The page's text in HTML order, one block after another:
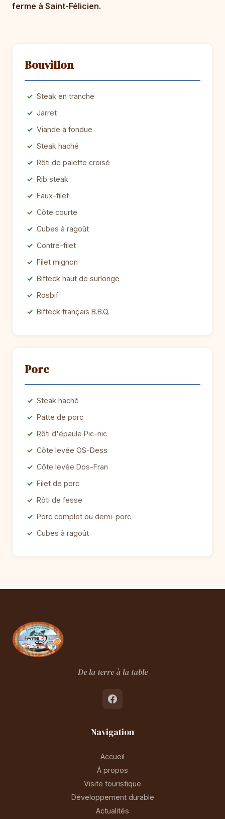
ferme à Saint-Félicien.
Bouvillon
Steak en tranche
Jarret
Viande à fondue
Steak haché
Rôti de palette croisé
Rib steak
Faux-filet
Côte courte
Cubes à ragoût
Contre-filet
Filet mignon
Bifteck haut de surlonge
Rosbif
Bifteck français B.B.Q.
Porc
Steak haché
Patte de porc
Rôti d'épaule Pic-nic
Côte levée OS-Dess
Côte levée Dos-Fran
Filet de porc
Rôti de fesse
Porc complet ou demi-porc
Cubes à ragoût
De la terre à la table
Navigation
Accueil
À propos
Visite touristique
Développement durable
Actualités